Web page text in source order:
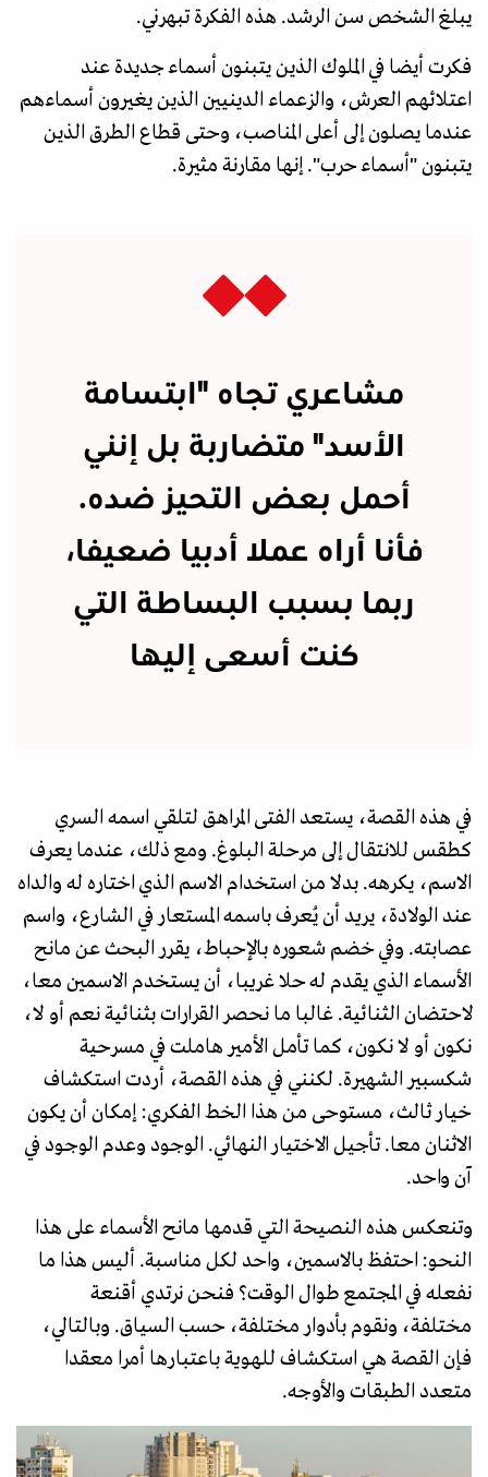
يبلغ الشخص سن الرشد. هذه الفكرة تبهرني.
فكرت أيضا في الملوك الذين يتبنون أسماء جديدة عند
اعتلائهم العرش، والزعماء الدينيين الذين يغيرون أسماءهم
عندما يصلون إلى أعلى المناصب، وحتى قطاع الطرق الذين
يتبنون "أسماء حرب". إنها مقارنة مثيرة.
مشاعري تجاه "ابتسامة
الأسد" متضاربة بل إنني
أحمل بعض التحيز ضده.
فأنا أراه عملا أدبيا ضعيفا،
ربما بسبب البساطة التي
كنت أسعى إليها
في هذه القصة، يستعد الفتى المراهق لتلقي اسمه السري
كطقس للانتقال إلى مرحلة البلوغ. ومع ذلك، عندما يعرف
الاسم، يكرهه. بدلا من استخدام الاسم الذي اختاره له والداه
عند الولادة، يريد أن يُعرف باسمه المستعار في الشارع، واسم
عصابته. وفي خضم شعوره بالإحباط، يقرر البحث عن مانح
الأسماء الذي يقدم له حلا غريبا، أن يستخدم الاسمين معا،
لاحتضان الثنائية. غالبا ما نحصر القرارات بثنائية نعم أو لا،
نكون أو لا نكون، كما تأمل الأمير هاملت في مسرحية
شكسبير الشهيرة. لكنني في هذه القصة، أردت استكشاف
خيار ثالث، مستوحى من هذا الخط الفكري: إمكان أن يكون
الاثنان معا. تأجيل الاختيار النهائي. الوجود وعدم الوجود في
آن واحد.
وتنعكس هذه النصيحة التي قدمها مانح الأسماء على هذا
النحو: احتفظ بالاسمين، واحد لكل مناسبة. أليس هذا ما
نفعله في المجتمع طوال الوقت؟ فنحن نرتدي أقنعة
مختلفة، ونقوم بأدوار مختلفة، حسب السياق. وبالتالي،
فإن القصة هي استكشاف للهوية باعتبارها أمرا معقدا
متعدد الطبقات والأوجه.